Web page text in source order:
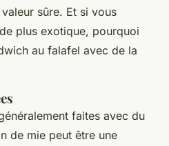
sûre. Et si vous
plus exotique, pourquoi
au falafel avec de la
faites avec du
de mie peut être une